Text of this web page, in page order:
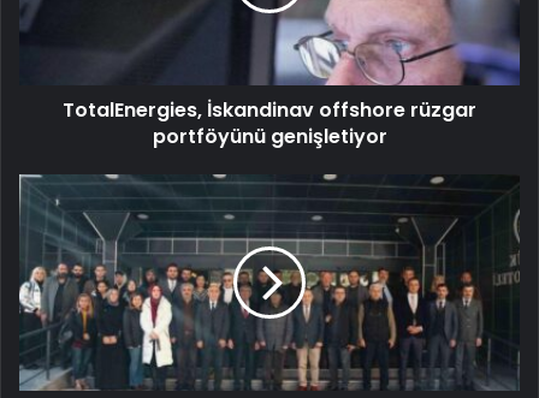
TotalEnergies, İskandinav offshore rüzgar
portföyünü genişletiyor